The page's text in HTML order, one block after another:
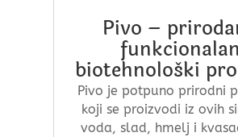
Pivo –
funkcionalan
biotehnološki
Pivo je potpuno prirodni
koji se proizvodi iz ovih
voda, slad, hmelj i